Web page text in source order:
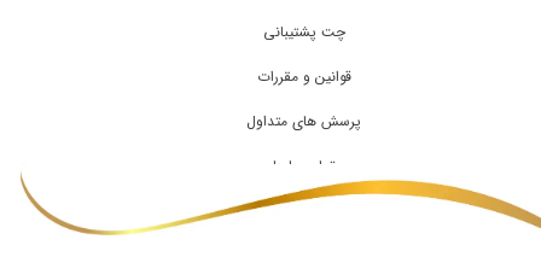
چت پشتیبانی
قوانین و مقررات
پرسش های متداول
تماس با ما